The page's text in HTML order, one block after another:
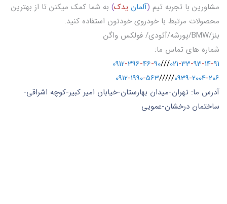
مشاورین با تجربه تیم (آلمان یدک) به شما کمک میکنن تا از بهترین
محصولات مرتبط با خودروی خودتون استفاده کنید.
بنز/BMW/پورشه/آئودی/ فولکس واگن
شماره های تماس ما:
021-33-93-14-91
///
0912-396-46-90
0939-2004-206
/////
0912-1990-563
آدرس ما: تهران-میدان بهارستان-خیابان امیر کبیر-کوچه اشراقی-
ساختمان درخشان-عمویی